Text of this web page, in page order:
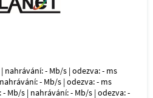
nahrávání: - Mb/s | odezva: - ms
- Mb/s | odezva: - ms
- Mb/s | nahrávání: - Mb/s | odezva: -